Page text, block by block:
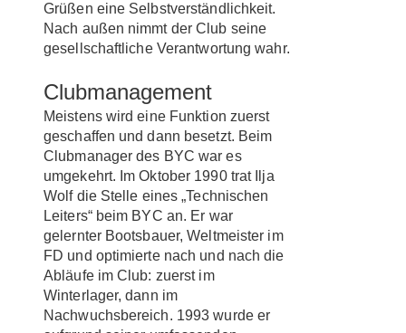
Grüßen eine Selbstverständlichkeit.
Nach außen nimmt der Club seine
gesellschaftliche Verantwortung wahr.
Clubmanagement
Meistens wird eine Funktion zuerst
geschaffen und dann besetzt. Beim
Clubmanager des BYC war es
umgekehrt. Im Oktober 1990 trat Ilja
Wolf die Stelle eines „Technischen
Leiters“ beim BYC an. Er war
gelernter Bootsbauer, Weltmeister im
FD und optimierte nach und nach die
Abläufe im Club: zuerst im
Winterlager, dann im
Nachwuchsbereich. 1993 wurde er